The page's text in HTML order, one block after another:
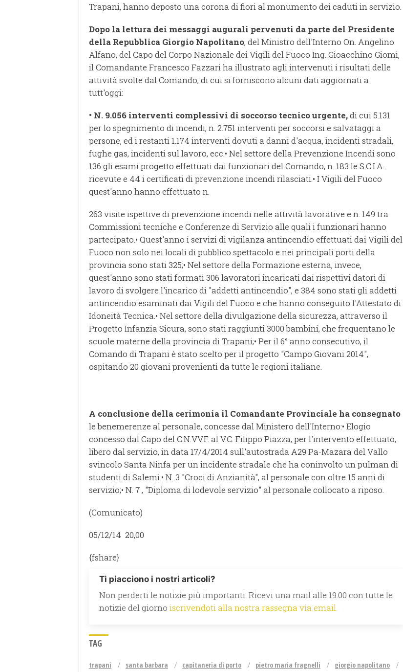
Trapani, hanno deposto una corona di fiori al monumento dei caduti in servizio.
Dopo la lettura dei messaggi augurali pervenuti da parte del Presidente
della Repubblica Giorgio Napolitano, del Ministro dell'Interno On. Angelino
Alfano, del Capo del Corpo Nazionale dei Vigili del Fuoco Ing. Gioacchino Giomi,
il Comandante Francesco Fazzari ha illustrato agli intervenuti i risultati delle
attività svolte dal Comando, di cui si forniscono alcuni dati aggiornati a
tutt'oggi:
• N. 9.056 interventi complessivi di soccorso tecnico urgente,di cui 5.131
per lo spegnimento di incendi, n. 2.751 interventi per soccorsi e salvataggi a
persone, ed i restanti 1.174 interventi dovuti a danni d'acqua, incidenti stradali,
fughe gas, incidenti sul lavoro, ecc.• Nel settore della Prevenzione Incendi sono
136 gli esami progetto effettuati dai funzionari del Comando, n. 183 le S.C.I.A.
ricevute e 44 i certificati di prevenzione incendi rilasciati.• I Vigili del Fuoco
quest'anno hanno effettuato n.
263 visite ispettive di prevenzione incendi nelle attività lavorative e n. 149 tra
Commissioni tecniche e Conferenze di Servizio alle quali i funzionari hanno
partecipato.• Quest'anno i servizi di vigilanza antincendio effettuati dai Vigili del
Fuoco non solo nei locali di pubblico spettacolo e nei principali porti della
provincia sono stati 325;• Nel settore della Formazione esterna, invece,
quest'anno sono stati formati 306 lavoratori incaricati dai rispettivi datori di
lavoro di svolgere l'incarico di "addetti antincendio", e 384 sono stati gli addetti
antincendio esaminati dai Vigili del Fuoco e che hanno conseguito l'Attestato di
Idoneità Tecnica.• Nel settore della divulgazione della sicurezza, attraverso il
Progetto Infanzia Sicura, sono stati raggiunti 3000 bambini, che frequentano le
scuole materne della provincia di Trapani;• Per il 6° anno consecutivo, il
Comando di Trapani è stato scelto per il progetto "Campo Giovani 2014",
ospitando 20 giovani provenienti da tutte le regioni italiane.
A conclusione della cerimonia il Comandante Provinciale ha consegnato
le benemerenze al personale, concesse dal Ministero dell'Interno:• Elogio
concesso dal Capo del C.N.VV.F. al V.C. Filippo Piazza, per l'intervento effettuato,
libero dal servizio, in data 17/4/2014 sull'autostrada A29 Pa-Mazara del Vallo
svincolo Santa Ninfa per un incidente stradale che ha coninvolto un pulman di
studenti di Salemi.• N. 3 "Croci di Anzianità", al personale con oltre 15 anni di
servizio;• N. 7 , "Diploma di lodevole servizio" al personale collocato a riposo.
(Comunicato)
05/12/14 20,00
{fshare}
Ti piacciono i nostri articoli?
Non perderti le notizie più importanti. Ricevi una mail alle 19.00 con tutte le
notizie del giorno iscrivendoti alla nostra rassegna via email.
TAG
trapani santa barbara capitaneria di porto pietro maria fragnelli
giorgio napolitano